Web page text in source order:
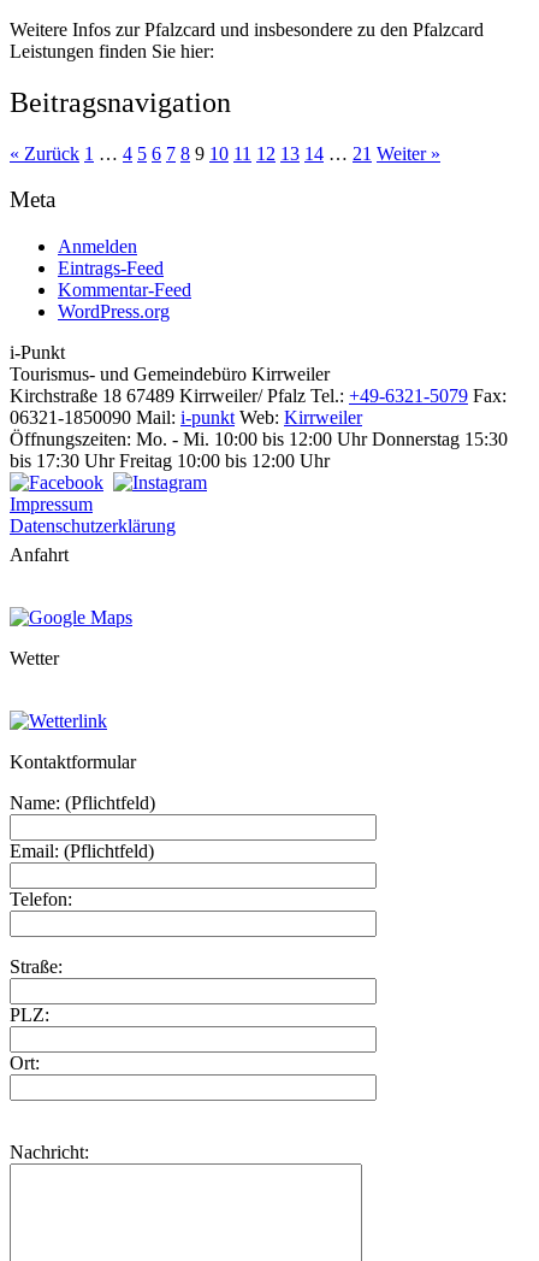
Weitere Infos zur Pfalzcard und insbesondere zu den Pfalzcard
Leistungen finden Sie hier:
Beitragsnavigation
« Zurück 1 … 4 5 6 7 8 9 10 11 12 13 14 … 21 Weiter »
Meta
Anmelden
Eintrags-Feed
Kommentar-Feed
WordPress.org
i-Punkt
Tourismus- und Gemeindebüro Kirrweiler
Kirchstraße 18 67489 Kirrweiler/ Pfalz Tel.: +49-6321-5079 Fax:
06321-1850090 Mail: i-punkt Web: Kirrweiler
Öffnungszeiten: Mo. - Mi. 10:00 bis 12:00 Uhr Donnerstag 15:30
bis 17:30 Uhr Freitag 10:00 bis 12:00 Uhr
Impressum
Datenschutzerklärung
Anfahrt
Wetter
Kontaktformular
Name: (Pflichtfeld)
Email: (Pflichtfeld)
Telefon:
Straße:
PLZ:
Ort:
Nachricht: